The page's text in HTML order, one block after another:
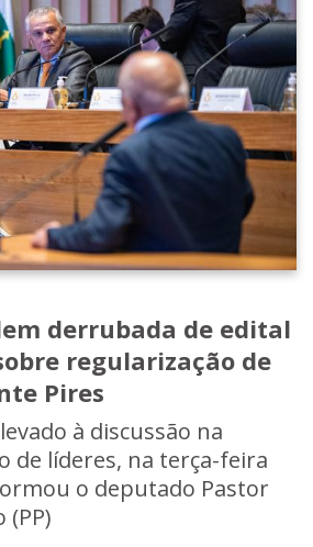
derrubada de edital
regularização de
Pires
à discussão na
de líderes, na terça-feira
o deputado Pastor
(PP)